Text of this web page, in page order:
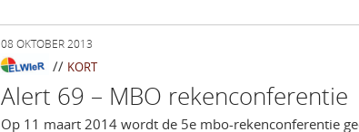
08 OKTOBER 2013
// KORT
Alert 69 – MBO rekenconferentie
Op 11 maart 2014 wordt de 5e mbo-rekenconferentie